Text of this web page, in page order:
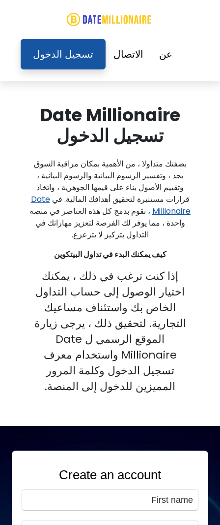
عن الاتصال تسجيل الدخول
Date Millionaire
تسجيل الدخول
بصفتك متداولا ، من الأهمية بمكان مراقبة السوق
بجد ، وتفسير الرسوم البيانية والرسوم البيانية ،
وتقييم الأصول بناء على قيمها الجوهرية ، واتخاذ
قرارات مستنيرة لتحقيق أهدافك المالية. فيDate
Millionaire ، نقوم بدمج كل هذه العناصر في منصة
واحدة ، مما يوفر لك الفرصة لتعزيز مهاراتك في
التداول بتركيز لا يتزعزع.
كيف يمكنك البدء في تداول البيتكوين
إذا كنت ترغب في ذلك ، يمكنك
اختيار الوصول إلى حساب التداول
الخاص بك واستئناف مساعيك
التجارية. لتحقيق ذلك ، يرجى زيارة
الموقع الرسمي ل Date
Millionaire واستخدام معرف
تسجيل الدخول وكلمة المرور
المميزين للدخول إلى المنصة.